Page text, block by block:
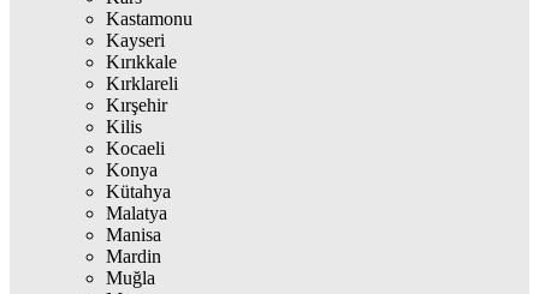
Kastamonu
Kayseri
Kırıkkale
Kırklareli
Kırşehir
Kilis
Kocaeli
Konya
Kütahya
Malatya
Manisa
Mardin
Muğla